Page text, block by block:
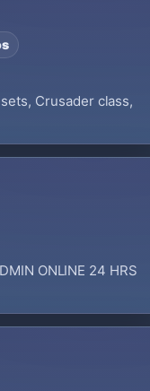
Crusader class,
ONLINE 24 HRS